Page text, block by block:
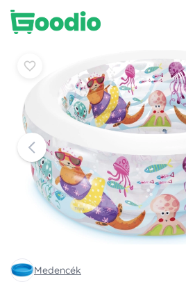
Medencék
9 950 Ft